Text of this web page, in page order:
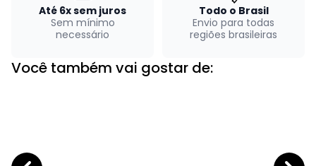
Até 6x sem juros
Sem mínimo
necessário
Todo o Brasil
Envio para todas
regiões brasileiras
Você também vai gostar de: